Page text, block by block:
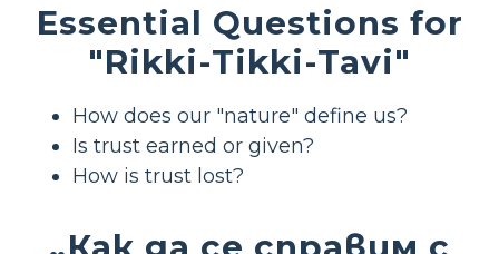
Essential Questions for
"Rikki-Tikki-Tavi"
How does our "nature" define us?
Is trust earned or given?
How is trust lost?